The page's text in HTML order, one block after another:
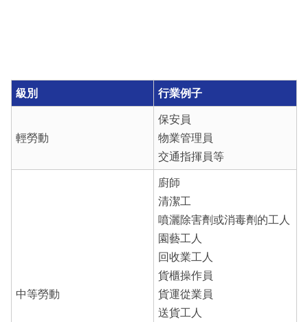
級別 行業例子
輕勞動
保安員
物業管理員
交通指揮員等
中等勞動
廚師
清潔工
噴灑除害劑或消毒劑的工人
園藝工人
回收業工人
貨櫃操作員
貨運從業員
送貨工人